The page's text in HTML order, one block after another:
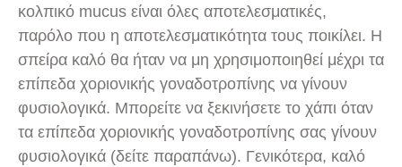
κολπικό mucus είναι όλες αποτελεσματικές,
παρόλο που η αποτελεσματικότητα τους ποικίλει. Η
σπείρα καλό θα ήταν να μη χρησιμοποιηθεί μέχρι τα
επίπεδα χοριονικής γοναδοτροπίνης να γίνουν
φυσιολογικά. Μπορείτε να ξεκινήσετε το χάπι όταν
τα επίπεδα χοριονικής γοναδοτροπίνης σας γίνουν
φυσιολογικά (δείτε παραπάνω). Γενικότερα, καλό